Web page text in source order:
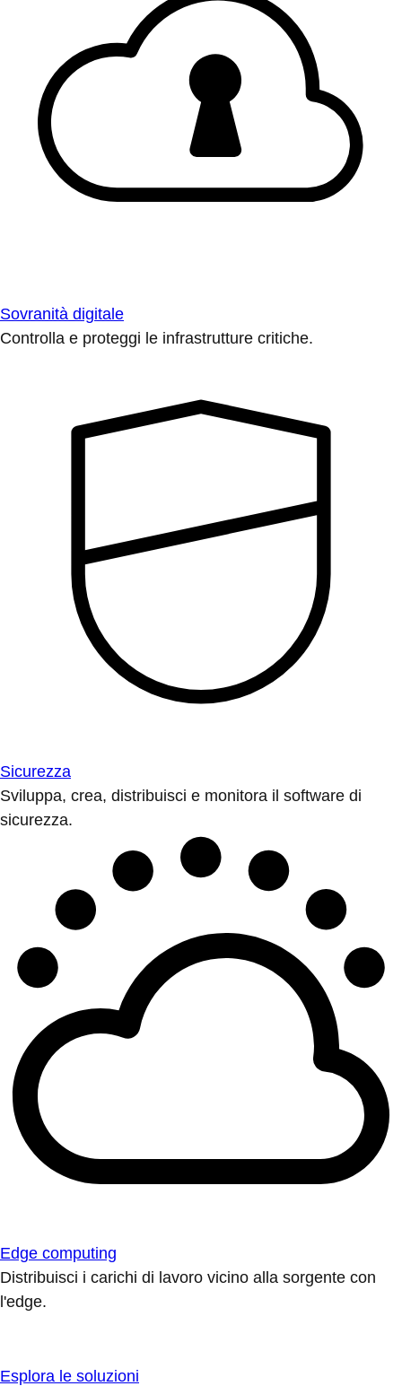
Sovranità digitale
Controlla e proteggi le infrastrutture critiche.
Sicurezza
Sviluppa, crea, distribuisci e monitora il software di
sicurezza.
Edge computing
Distribuisci i carichi di lavoro vicino alla sorgente con
l'edge.
Esplora le soluzioni